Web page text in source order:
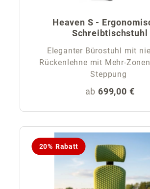
Heaven S -
Schreibtischstuhl
Eleganter Bürostuhl mit
Rückenlehne mit Mehr-
Steppung
Regulärer Preis:
ab 699,00 €
20% Rabatt